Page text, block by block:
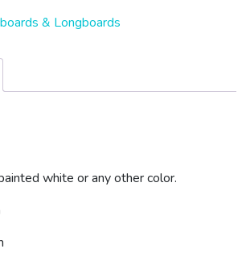
& Longboards
white or any other color.